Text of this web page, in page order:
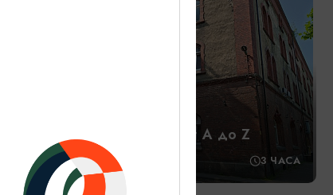
Фортификация от А до Z
10:00 3 ЧАСА